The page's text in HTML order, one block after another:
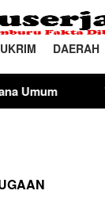
DAERAH
telah